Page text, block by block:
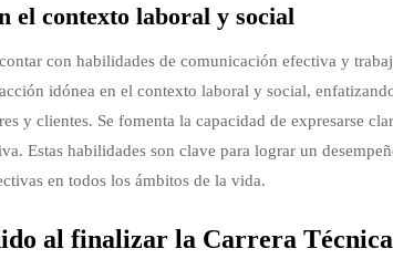
el contexto laboral y social
con habilidades de comunicación efectiva y
idónea en el contexto laboral y social,
y clientes. Se fomenta la capacidad de expresarse
Estas habilidades son clave para lograr un
en todos los ámbitos de la vida.
al finalizar la Carrera Técnica